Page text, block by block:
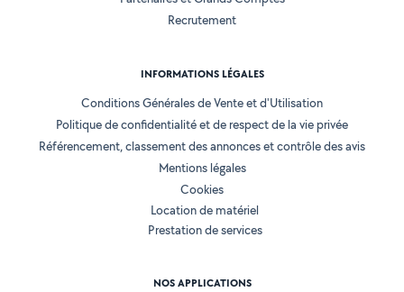
Recrutement
INFORMATIONS LÉGALES
Conditions Générales de Vente et d'Utilisation
Politique de confidentialité et de respect de la vie privée
Référencement, classement des annonces et contrôle des avis
Mentions légales
Cookies
Location de matériel
Prestation de services
NOS APPLICATIONS